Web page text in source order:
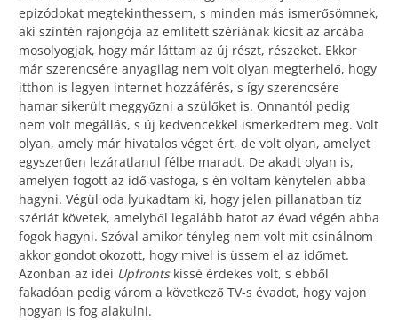
epizódokat megtekinthessem, s minden más ismerősömnek,
aki szintén rajongója az említett szériának kicsit az arcába
mosolyogjak, hogy már láttam az új részt, részeket. Ekkor
már szerencsére anyagilag nem volt olyan megterhelő, hogy
itthon is legyen internet hozzáférés, s így szerencsére
hamar sikerült meggyőzni a szülőket is. Onnantól pedig
nem volt megállás, s új kedvencekkel ismerkedtem meg. Volt
olyan, amely már hivatalos véget ért, de volt olyan, amelyet
egyszerűen lezáratlanul félbe maradt. De akadt olyan is,
amelyen fogott az idő vasfoga, s én voltam kénytelen abba
hagyni. Végül oda lyukadtam ki, hogy jelen pillanatban tíz
szériát követek, amelyből legalább hatot az évad végén abba
fogok hagyni. Szóval amikor tényleg nem volt mit csinálnom
akkor gondot okozott, hogy mivel is üssem el az időmet.
Azonban az idei Upfrontskissé érdekes volt, s ebből
fakadóan pedig várom a következő TV-s évadot, hogy vajon
hogyan is fog alakulni.